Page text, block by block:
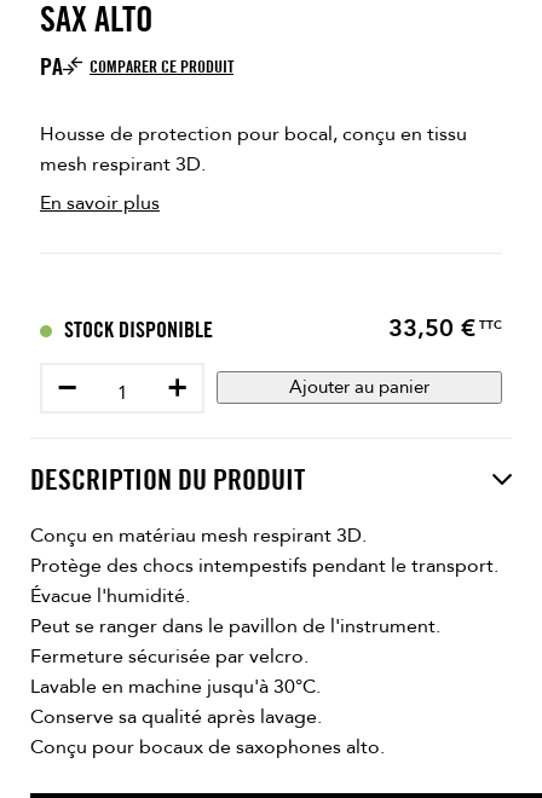
SAX ALTO
PA COMPARER CE PRODUIT
Housse de protection pour bocal, conçu en tissu
mesh respirant 3D.
En savoir plus
STOCK DISPONIBLE Prix
33,50 € TTC
− + Ajouter au panier
DESCRIPTION DU PRODUIT
Conçu en matériau mesh respirant 3D.
Protège des chocs intempestifs pendant le transport.
Évacue l'humidité.
Peut se ranger dans le pavillon de l'instrument.
Fermeture sécurisée par velcro.
Lavable en machine jusqu'à 30°C.
Conserve sa qualité après lavage.
Conçu pour bocaux de saxophones alto.